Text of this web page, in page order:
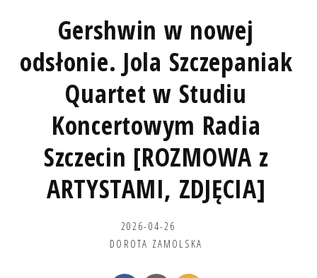
Gershwin w nowej
odsłonie. Jola Szczepaniak
Quartet w Studiu
Koncertowym Radia
Szczecin [ROZMOWA z
ARTYSTAMI, ZDJĘCIA]
2026-04-26
DOROTA ZAMOLSKA